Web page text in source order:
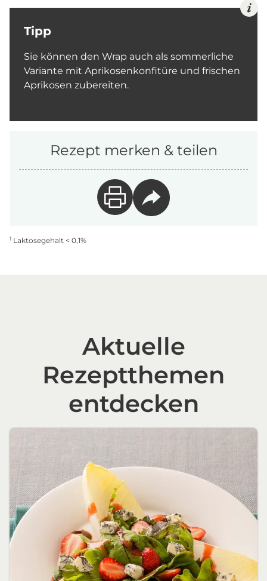
Tipp
Sie können den Wrap auch als sommerliche
Variante mit Aprikosenkonfitüre und frischen
Aprikosen zubereiten.
Rezept merken & teilen
1 Laktosegehalt < 0,1%
Aktuelle
Rezeptthemen
entdecken